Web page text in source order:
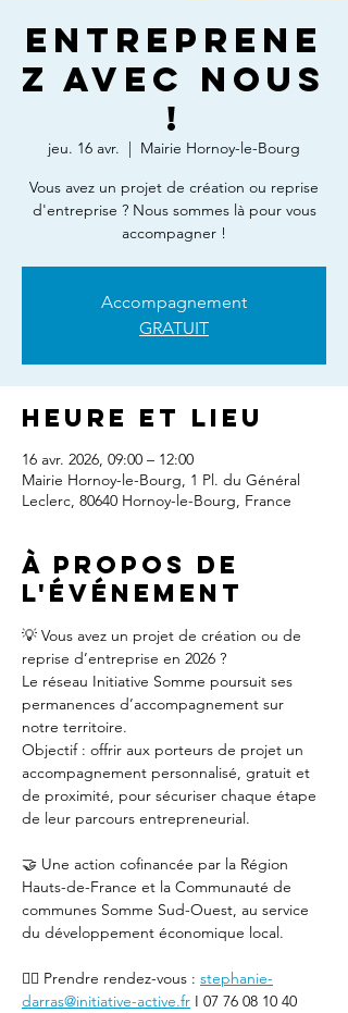
Entreprene
z avec nous
!
jeu. 16 avr.
  |
Mairie Hornoy-le-Bourg
Vous avez un projet de création ou reprise
d'entreprise ? Nous sommes là pour vous
accompagner !
Accompagnement
GRATUIT
Heure et lieu
16 avr. 2026, 09:00 – 12:00
Mairie Hornoy-le-Bourg, 1 Pl. du Général
Leclerc, 80640 Hornoy-le-Bourg, France
À propos de
l'événement
💡 Vous avez un projet de création ou de
reprise d’entreprise en 2026 ?
Le réseau Initiative Somme poursuit ses
permanences d’accompagnement sur
notre territoire.
Objectif : offrir aux porteurs de projet un
accompagnement personnalisé, gratuit et
de proximité, pour sécuriser chaque étape
de leur parcours entrepreneurial.
🤝 Une action cofinancée par la Région
Hauts-de-France et la Communauté de
communes Somme Sud-Ouest, au service
du développement économique local.
👉🏻 Prendre rendez-vous : stephanie-
darras@initiative-active.fr I 07 76 08 10 40